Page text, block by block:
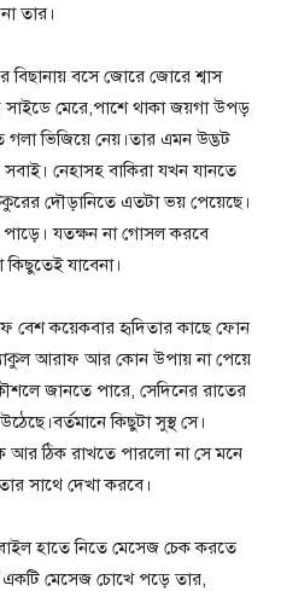
তার।
বিছানায় বসে জোরে জোরে শ্বাস
সাইডে মেরে,পাশে থাকা জয়গা উপড়
ভিজিয়ে নেয়।তার এমন উদ্ভট
নেহাসহ বাকিরা যখন যানতে
দৌড়ানিতে এতটা ভয় পেয়েছে।
যতক্ষন না গোসল করবে
যাবেনা।
বেশ কয়েকবার হৃদিতার কাছে ফোন
আরাফ আর কোন উপায় না পেয়ে
জানতে পারে, সেদিনের রাতের
কিছুটা সুস্থ সে।
আর ঠিক রাখতে পারলো না সে মনে
সাথে দেখা করবে।
হাতে নিতে মেসেজ চেক করতে
মেসেজ চোখে পড়ে তার,